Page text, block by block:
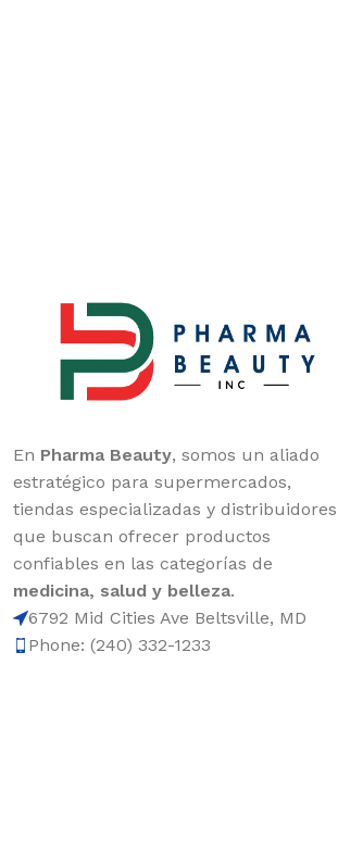
En Pharma Beauty, somos un aliado
estratégico para supermercados,
tiendas especializadas y distribuidores
que buscan ofrecer productos
confiables en las categorías de
medicina, salud y belleza.
6792 Mid Cities Ave Beltsville, MD
Phone: (240) 332-1233